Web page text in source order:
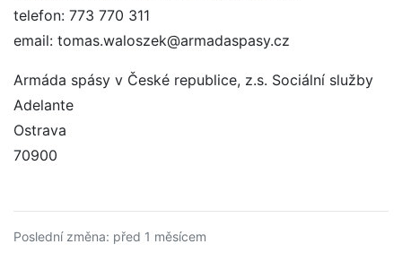
telefon: 773 770 311
email: tomas.waloszek@armadaspasy.cz
Armáda spásy v České republice, z.s. Sociální služby
Adelante
Ostrava
70900
Poslední změna: před 1 měsícem